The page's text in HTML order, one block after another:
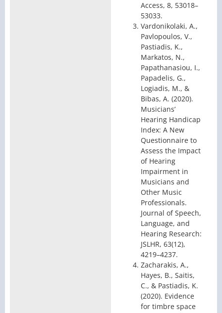
Access, 8, 53018–
53033.
Vardonikolaki, A.,
Pavlopoulos, V.,
Pastiadis, K.,
Markatos, N.,
Papathanasiou, I.,
Papadelis, G.,
Logiadis, M., &
Bibas, A. (2020).
Musicians’
Hearing Handicap
Index: A New
Questionnaire to
Assess the Impact
of Hearing
Impairment in
Musicians and
Other Music
Professionals.
Journal of Speech,
Language, and
Hearing Research:
JSLHR, 63(12),
4219–4237.
Zacharakis, A.,
Hayes, B., Saitis,
C., & Pastiadis, K.
(2020). Evidence
for timbre space